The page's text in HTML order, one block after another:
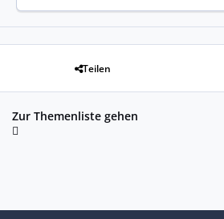
Teilen
Zur Themenliste gehen